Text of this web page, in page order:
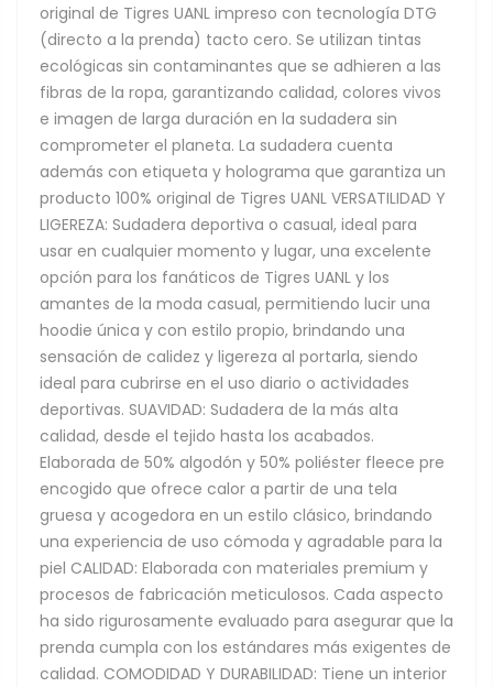
original de Tigres UANL impreso con tecnología DTG
(directo a la prenda) tacto cero. Se utilizan tintas
ecológicas sin contaminantes que se adhieren a las
fibras de la ropa, garantizando calidad, colores vivos
e imagen de larga duración en la sudadera sin
comprometer el planeta. La sudadera cuenta
además con etiqueta y holograma que garantiza un
producto 100% original de Tigres UANL VERSATILIDAD Y
LIGEREZA: Sudadera deportiva o casual, ideal para
usar en cualquier momento y lugar, una excelente
opción para los fanáticos de Tigres UANL y los
amantes de la moda casual, permitiendo lucir una
hoodie única y con estilo propio, brindando una
sensación de calidez y ligereza al portarla, siendo
ideal para cubrirse en el uso diario o actividades
deportivas. SUAVIDAD: Sudadera de la más alta
calidad, desde el tejido hasta los acabados.
Elaborada de 50% algodón y 50% poliéster fleece pre
encogido que ofrece calor a partir de una tela
gruesa y acogedora en un estilo clásico, brindando
una experiencia de uso cómoda y agradable para la
piel CALIDAD: Elaborada con materiales premium y
procesos de fabricación meticulosos. Cada aspecto
ha sido rigurosamente evaluado para asegurar que la
prenda cumpla con los estándares más exigentes de
calidad. COMODIDAD Y DURABILIDAD: Tiene un interior